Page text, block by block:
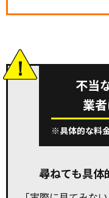
不当
業
※具体的な料
尋ねても具体